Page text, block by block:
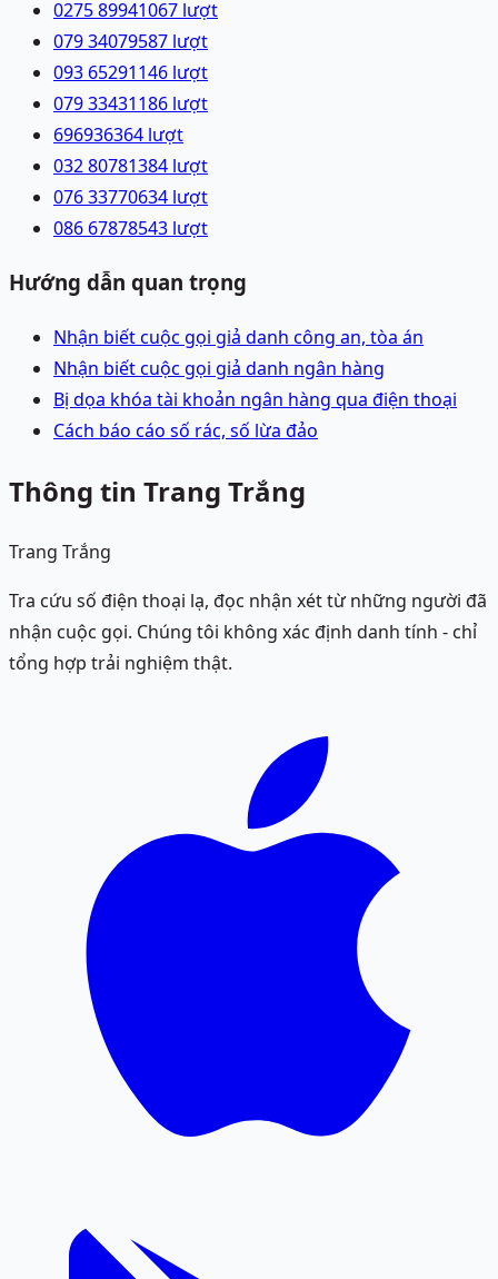
0275 89941067 lượt
079 34079587 lượt
093 65291146 lượt
079 33431186 lượt
696936364 lượt
032 80781384 lượt
076 33770634 lượt
086 67878543 lượt
Hướng dẫn quan trọng
Nhận biết cuộc gọi giả danh công an, tòa án
Nhận biết cuộc gọi giả danh ngân hàng
Bị dọa khóa tài khoản ngân hàng qua điện thoại
Cách báo cáo số rác, số lừa đảo
Thông tin Trang Trắng
Trang Trắng
Tra cứu số điện thoại lạ, đọc nhận xét từ những người đã
nhận cuộc gọi. Chúng tôi không xác định danh tính - chỉ
tổng hợp trải nghiệm thật.